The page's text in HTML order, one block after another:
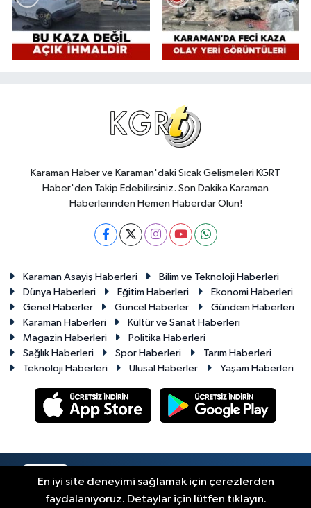
Karaman Haber ve Karaman'daki Sıcak Gelişmeleri KGRT
Haber'den Takip Edebilirsiniz. Son Dakika Karaman
Haberlerinden Hemen Haberdar Olun!
Karaman Asayiş Haberleri
Bilim ve Teknoloji Haberleri
Dünya Haberleri
Eğitim Haberleri
Ekonomi Haberleri
Genel Haberler
Güncel Haberler
Gündem Haberleri
Karaman Haberleri
Kültür ve Sanat Haberleri
Magazin Haberleri
Politika Haberleri
Sağlık Haberleri
Spor Haberleri
Tarım Haberleri
Teknoloji Haberleri
Ulusal Haberler Yaşam Haberleri
En iyi site deneyimi sağlamak için çerezlerden
faydalanıyoruz. Detaylar için lütfen tıklayın.